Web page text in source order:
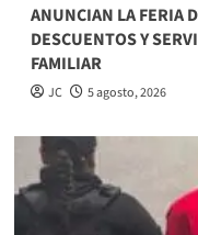
ANUNCIAN LA FERIA
DESCUENTOS Y
FAMILIAR
JC 5 agosto, 2026